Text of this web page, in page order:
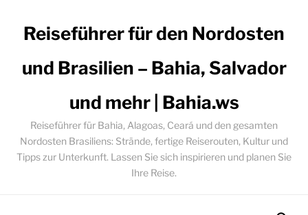
Reiseführer für den Nordosten
und Brasilien – Bahia, Salvador
und mehr | Bahia.ws
Reiseführer für Bahia, Alagoas, Ceará und den gesamten
Nordosten Brasiliens: Strände, fertige Reiserouten, Kultur und
Tipps zur Unterkunft. Lassen Sie sich inspirieren und planen Sie
Ihre Reise.